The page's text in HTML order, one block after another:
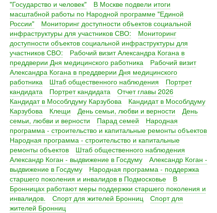
"Государство и человек"
В Москве подвели итоги
масштабной работы по Народной программе "Единой
России"
Мониторинг доступности объектов социальной
инфраструктуры для участников СВО:
Мониторинг
доступности объектов социальной инфраструктуры для
участников СВО:
Рабочий визит Александра Когана в
преддверии Дня медицинского работника
Рабочий визит
Александра Когана в преддверии Дня медицинского
работника
Штаб общественного наблюдения
Портрет
кандидата
Портрет кандидата
Отчет главы 2026
Кандидат в Мособлдуму Карзубова
Кандидат в Мособлдуму
Карзубова
Клещи День семьи, любви и верности
День
семьи, любви и верности
Парад семей
Народная
программа - строительство и капитальные ремонты объектов
Народная программа - строительство и капитальные
ремонты объектов
Штаб общественного наблюдения
Александр Коган - выдвижение в Госдуму
Александр Коган -
выдвижение в Госдуму
Народная программа - поддержка
старшего поколения и инвалидов в Подмосковье
В
Бронницах работают меры поддержки старшего поколения и
инвалидов.
Спорт для жителей Бронниц
Спорт для
жителей Бронниц